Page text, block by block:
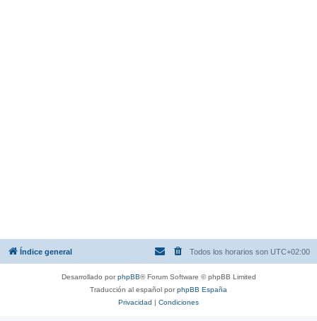
Índice general Todos los horarios son UTC+02:00
Desarrollado porphpBB® Forum Software © phpBB Limited
Traducción al español porphpBB España
Privacidad | Condiciones